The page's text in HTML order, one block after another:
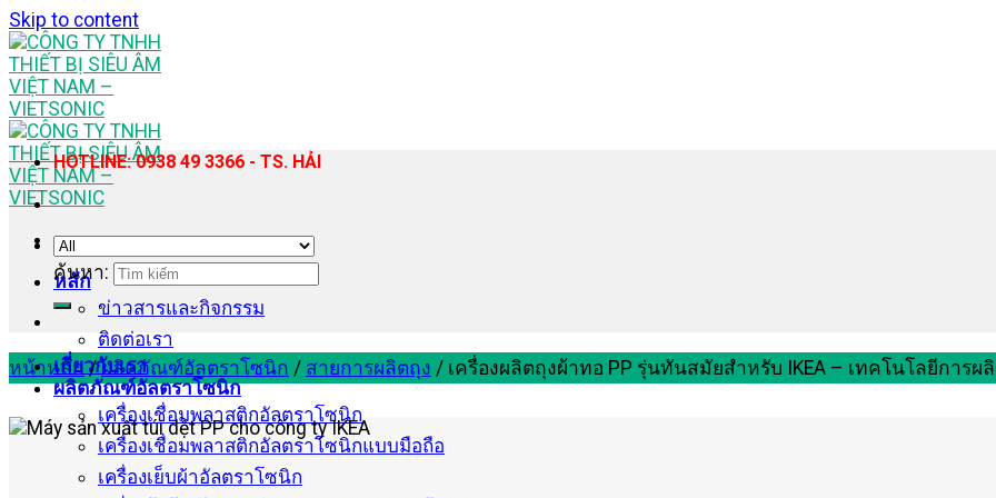
Skip to content
หลัก
ข่าวสารและกิจกรรม
ติดต่อเรา
เกี่ยวกับเรา
ผลิตภัณฑ์อัลตราโซนิก
เครื่องเชื่อมพลาสติกอัลตราโซนิก
เครื่องเชื่อมพลาสติกอัลตราโซนิกแบบมือถือ
เครื่องเย็บผ้าอัลตราโซนิก
HOTLINE: 0938 49 3366 - TS. HẢI
ค้นหา:
หน้าหลัก / ผลิตภัณฑ์อัลตราโซนิก / สายการผลิตถุง / เครื่องผลิตถุงผ้าทอ PP รุ่นทันสมัยสำหรับ IKEA – เทคโนโลยีการผ